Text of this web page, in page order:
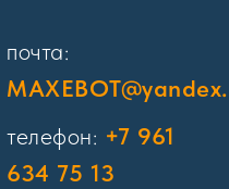
почта:
телефон: +7 961
634 75 13